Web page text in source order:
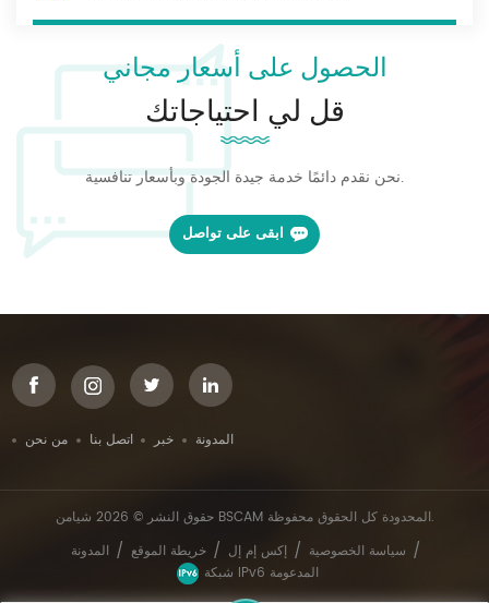
الحصول على أسعار مجاني
قل لي احتياجاتك
نحن نقدم دائمًا خدمة جيدة الجودة وبأسعار تنافسية.
ابقى على تواصل
من نحن اتصل بنا خبر المدونة
حقوق النشر © 2026 شيامن BSCAM المحدودة كل الحقوق محفوظة.
المدونة / خريطة الموقع / إكس إم إل / سياسة الخصوصية /
شبكة IPv6 المدعومة